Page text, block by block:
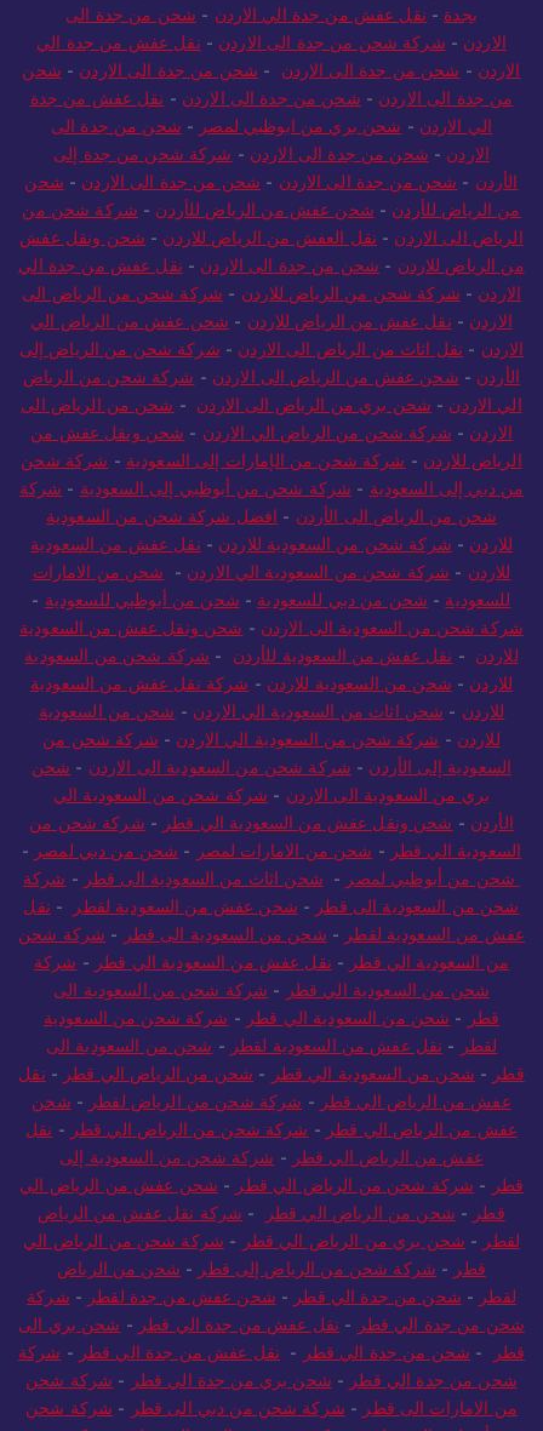
بجدة - نقل عفش من جدة الي الاردن - شحن من جدة الى
الاردن - شركة شحن من جدة الى الاردن - نقل عفش من جدة الي
الاردن - شحن من جدة الى الاردن - شحن من جدة الى الاردن - شحن
من جدة الى الاردن - شحن من جدة الى الاردن - نقل عفش من جدة
الي الاردن - شحن بري من ابوظبي لمصر - شحن من جدة الى
الاردن - شحن من جدة الى الاردن - شركة شحن من جدة إلى
الأردن - شحن من جدة الى الاردن - شحن من جدة الى الاردن - شحن
من الرياض للأردن - شحن عفش من الرياض للأردن - شركة شحن من
الرياض الى الاردن - نقل العفش من الرياض للاردن - شحن ونقل عفش
من الرياض للاردن - شحن من جدة الى الاردن - نقل عفش من جدة الي
الاردن - شركة شحن من الرياض للاردن - شركة شحن من الرياض الى
الاردن - نقل عفش من الرياض للاردن - شحن عفش من الرياض الي
الاردن - نقل اثاث من الرياض الى الاردن - شركة شحن من الرياض إلى
الأردن - شحن عفش من الرياض الى الاردن - شركة شحن من الرياض
الي الاردن - شحن بري من الرياض الى الاردن - شحن من الرياض الى
الاردن - شركة شحن من الرياض الي الاردن - شحن ونقل عفش من
الرياض للاردن - شركة شحن من الإمارات إلى السعودية - شركة شحن
من دبي إلى السعودية - شركة شحن من أبوظبي إلى السعودية - شركة
شحن من الرياض الى الأردن - افضل شركة شحن من السعودية
للاردن - شركة شحن من السعودية للاردن - نقل عفش من السعودية
للاردن - شركة شحن من السعودية الي الاردن - شحن من الامارات
للسعودية - شحن من دبي للسعودية - شحن من أبوظبي للسعودية -
شركة شحن من السعودية الى الاردن - شحن ونقل عفش من السعودية
للاردن - نقل عفش من السعودية للأردن - شركة شحن من السعودية
للاردن - شحن من السعودية للاردن - شركة نقل عفش من السعودية
للاردن - شحن اثاث من السعودية الي الاردن - شحن من السعودية
للاردن - شركة شحن من السعودية الي الاردن - شركة شحن من
السعودية إلى الأردن - شركة شحن من السعودية الى الاردن - شحن
بري من السعودية الى الاردن - شركة شحن من السعودية الي
الأردن - شحن ونقل عفش من السعودية الي قطر - شركة شحن من
السعودية الي قطر - شحن من الامارات لمصر - شحن من دبي لمصر -
شحن من أبوظبي لمصر - شحن اثاث من السعودية الى قطر - شركة
شحن من السعودية الى قطر - شحن عفش من السعودية لقطر - نقل
عفش من السعودية لقطر - شحن من السعودية الى قطر - شركة شحن
من السعودية الي قطر - نقل عفش من السعودية الي قطر - شركة
شحن من السعودية الي قطر - شركة شحن من السعودية الى
قطر - شحن من السعودية الي قطر - شركة شحن من السعودية
لقطر - نقل عفش من السعودية لقطر - شحن من السعودية الى
قطر - شحن من السعودية الي قطر - شحن من الرياض الي قطر - نقل
عفش من الرياض الي قطر - شركة شحن من الرياض لقطر - شحن
عفش من الرياض الي قطر - شركة شحن من الرياض الي قطر - نقل
عفش من الرياض الي قطر - شركة شحن من السعودية إلى
قطر - شركة شحن من الرياض الي قطر - شحن عفش من الرياض الي
قطر - شحن من الرياض الي قطر - شركة نقل عفش من الرياض
لقطر - شحن بري من الرياض الي قطر - شركة شحن من الرياض الي
قطر - شركة شحن من الرياض إلى قطر - شحن من الرياض
لقطر - شحن من جدة الي قطر - شحن عفش من جدة لقطر - شركة
شحن من جدة الي قطر - نقل عفش من جدة الي قطر - شحن بري الى
قطر
- شحن من جدة الي قطر - نقل عفش من جدة الي قطر - شركة
شحن من جدة الي قطر - شحن بري من جدة الي قطر - شركة شحن
من الامارات الى قطر - شركة شحن من دبي الى قطر - شركة شحن